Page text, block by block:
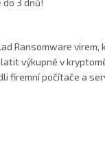
3 dnů!
Ransomware virem,
výkupné v
firemní počítače a